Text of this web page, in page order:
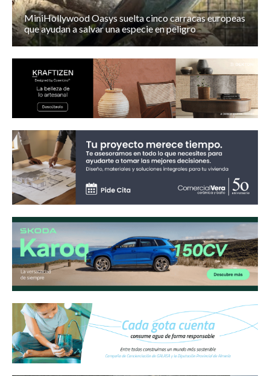
MiniHollywood Oasys suelta cinco carracas europeas
que ayudan a salvar una especie en peligro